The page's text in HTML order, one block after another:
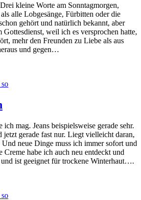
kleine Worte am Sonntagmorgen,
alle Lobgesänge, Fürbitten oder die
gehört und natürlich bekannt, aber
Gottesdienst, weil ich es versprochen hatte,
mehr den Freunden zu Liebe als aus
und gegen…
mag. Jeans beispielsweise gerade sehr.
gerade fast nur. Liegt vielleicht daran,
Und neue Dinge muss ich immer sofort und
Creme habe ich auch neu entdeckt und
und ist geeignet für trockene Winterhaut….